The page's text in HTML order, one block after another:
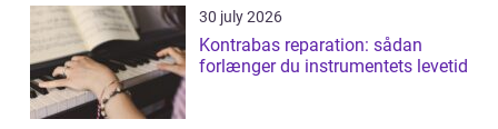
30 july 2026
Kontrabas reparation: sådan
forlænger du instrumentets levetid